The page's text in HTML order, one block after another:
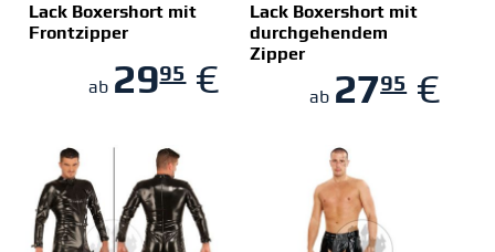
Lack Boxershort mit
Frontzipper
ab 2995€
Lack Boxershort mit
durchgehendem
Zipper
ab 2795€
ZUM SHOP